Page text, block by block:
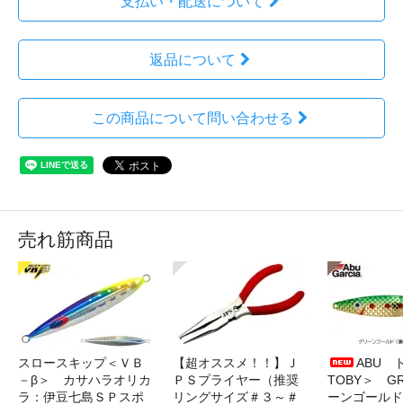
返品について
この商品について問い合わせる
売れ筋商品
スロースキップ＜ＶＢ
－β＞ カサハラオリカ
ラ：伊豆七島ＳＰスポ
【超オススメ！！】Ｊ
ＰＳプライヤー（推奨
リングサイズ＃３～＃
ABU
TOBY＞
ーンゴールド